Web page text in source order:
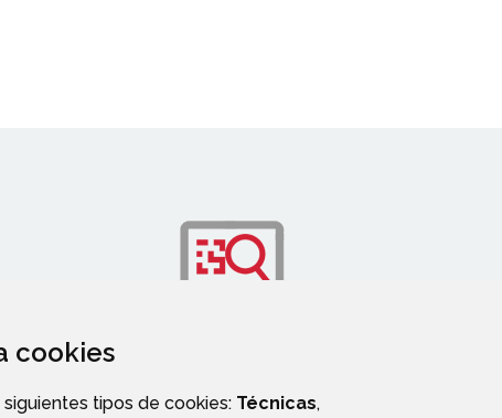
cookies
tipos de cookies: Técnicas,